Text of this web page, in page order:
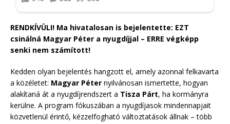
RENDKÍVÜLI! Ma hivatalosan is bejelentette: EZT
csinálná Magyar Péter a nyugdíjjal – ERRE végképp
senki nem számított!
Kedden olyan bejelentés hangzott el, amely azonnal felkavarta
a közéletet: Magyar Péter nyilvánosan ismertette, hogyan
alakítaná át a nyugdíjrendszert a Tisza Párt, ha kormányra
kerülne. A program fókuszában a nyugdíjasok mindennapjait
közvetlenül érintő, kézzelfogható változtatások állnak – több